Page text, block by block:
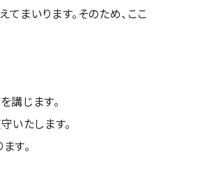
まいります。そのため、ここ
講じます。
いたします。
す。